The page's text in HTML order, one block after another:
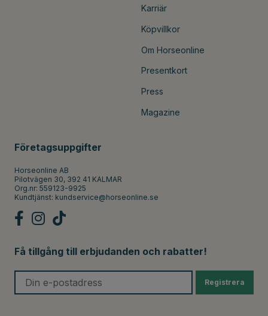
Karriär
Köpvillkor
Om Horseonline
Presentkort
Press
Magazine
Företagsuppgifter
Horseonline AB
Pilotvägen 30, 392 41 KALMAR
Org.nr: 559123-9925
Kundtjänst: kundservice@horseonline.se
Få tillgång till erbjudanden och rabatter!
Registrera